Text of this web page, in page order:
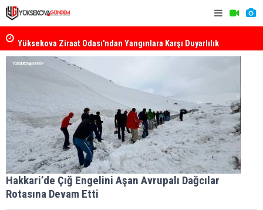
Yüksekova Ziraat Odası'ndan Yangınlara Karşı Duyarlılık
Çağrısı
Hakkari’de Çığ Engelini Aşan Avrupalı Dağcılar
Rotasına Devam Etti